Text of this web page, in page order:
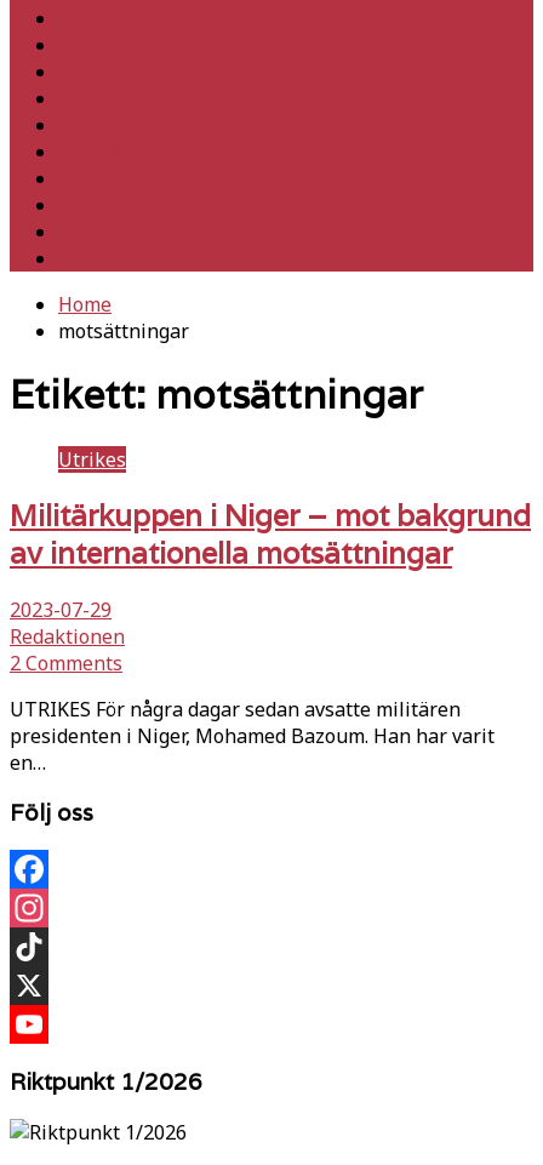
Home
motsättningar
Etikett: motsättningar
Utrikes
Militärkuppen i Niger – mot bakgrund
av internationella motsättningar
2023-07-29
Redaktionen
2 Comments
UTRIKES För några dagar sedan avsatte militären
presidenten i Niger, Mohamed Bazoum. Han har varit
en…
Följ oss
Facebook
Instagram
TikTok
X
Riktpunkt 1/2026